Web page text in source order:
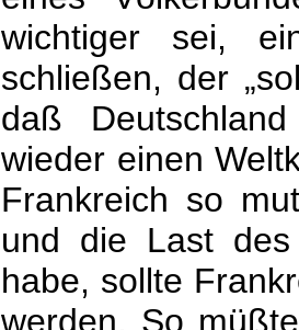
wichtiger sei,
schließen, der
daß
wieder einen
Frankreich so
und die Last des
habe, sollte
werden. So